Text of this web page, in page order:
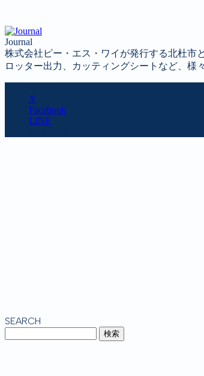
Journal
株式会社ピー・エス・ワイが発行する北杜市
ロッター出力、カッティングシートなど、様
X
Facebook
LINE
SEARCH